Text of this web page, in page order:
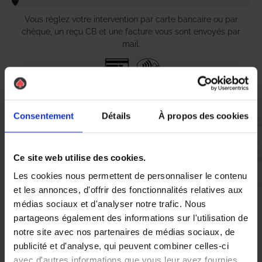
Consentement Détails À propos des cookies
Ce site web utilise des cookies.
Les cookies nous permettent de personnaliser le contenu
et les annonces, d'offrir des fonctionnalités relatives aux
médias sociaux et d'analyser notre trafic. Nous
partageons également des informations sur l'utilisation de
notre site avec nos partenaires de médias sociaux, de
publicité et d'analyse, qui peuvent combiner celles-ci
avec d'autres informations que vous leur avez fournies
Vous réglez votre intervention par carte bancaire ou par
chèque, un reçu CB et une facture vous sont envoyés par
mail.
Vous évaluez la prestation
Vous recevez une demande d’évaluation de votre expérience
avec l’équipe AS DE PIC.
Nous avons pensé à tout
À Urrugne, la présence de nuisibles tels que les chenilles peut